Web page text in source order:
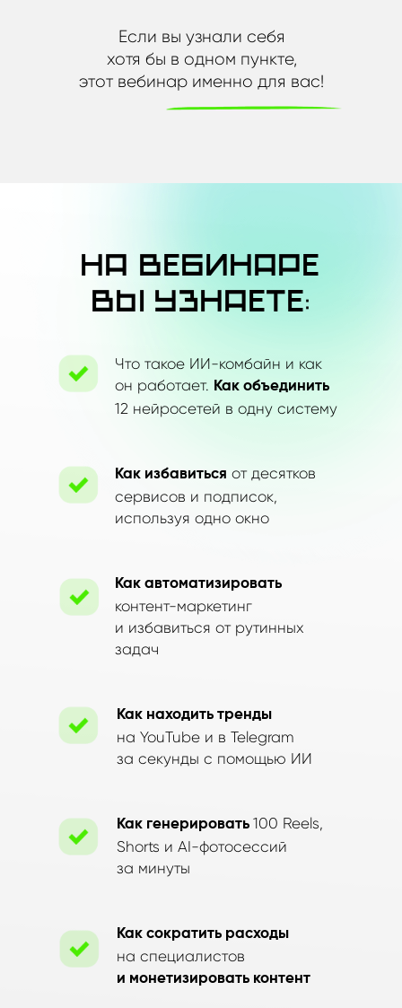
Если вы узнали себя
хотя бы в одном пункте,
этот вебинар именно для вас!
На вебинаре
Вы узнаете:
Что такое ИИ-комбайн и как
он работает. Как объединить
12 нейросетей в одну систему
Как избавиться от десятков
сервисов и подписок,
используя одно окно
Как автоматизировать
контент-маркетинг
и избавиться от рутинных
задач
Как находить тренды
на YouTube и в Telegram
за секунды с помощью ИИ
Как генерировать 100 Reels,
Shorts и AI-фотосессий
за минуты
Как сократить расходы
на специалистов
и монетизировать контент